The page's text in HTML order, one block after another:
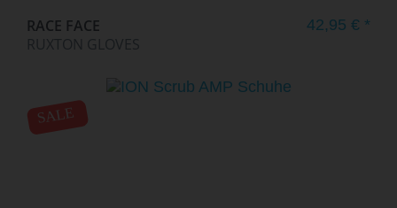
RACE FACE
RUXTON GLOVES
42,95 € *
SALE